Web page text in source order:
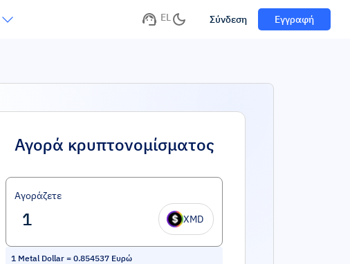
EL Σύνδεση Εγγραφή
Αγορά κρυπτονομίσματος
Αγοράζετε
XMD
1 Metal Dollar = 0.854537 Ευρώ